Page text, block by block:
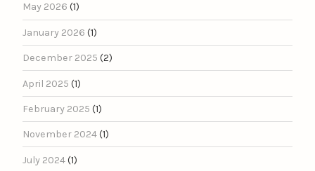
May 2026 (1)
January 2026 (1)
December 2025 (2)
April 2025 (1)
February 2025 (1)
November 2024(1)
July 2024(1)